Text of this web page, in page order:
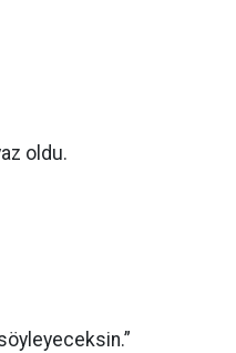
oldu.